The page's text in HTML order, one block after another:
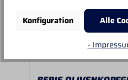
Konfiguration
Alle
-